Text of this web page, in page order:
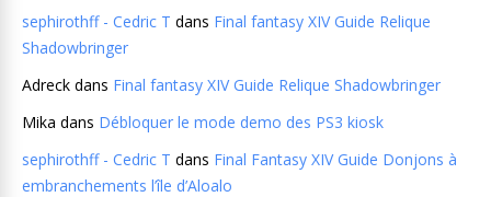
sephirothff - Cedric T dans Final fantasy XIV Guide Relique
Shadowbringer
Adreck dans Final fantasy XIV Guide Relique Shadowbringer
Mika dans Débloquer le mode demo des PS3 kiosk
sephirothff - Cedric T dans Final Fantasy XIV Guide Donjons à
embranchements l’île d’Aloalo